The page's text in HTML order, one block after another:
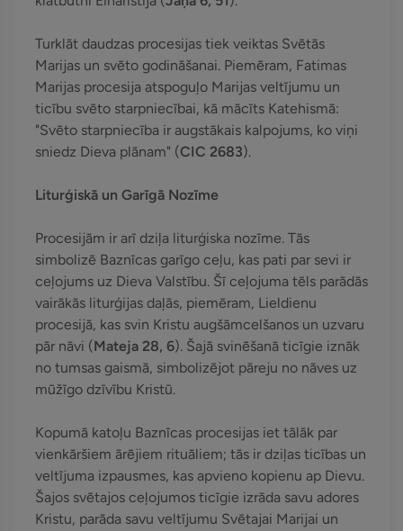
Turklāt daudzas procesijas tiek veiktas Svētās
Marijas un svēto godināšanai. Piemēram, Fatimas
Marijas procesija atspoguļo Marijas veltījumu un
ticību svēto starpniecībai, kā mācīts Katehismā:
"Svēto starpniecība ir augstākais kalpojums, ko viņi
sniedz Dieva plānam" (CIC 2683).
Liturģiskā un Garīgā Nozīme
Procesijām ir arī dziļa liturģiska nozīme. Tās
simbolizē Baznīcas garīgo ceļu, kas pati par sevi ir
ceļojums uz Dieva Valstību. Šī ceļojuma tēls parādās
vairākās liturģijas daļās, piemēram, Lieldienu
procesijā, kas svin Kristu augšāmcelšanos un uzvaru
pār nāvi (Mateja 28, 6). Šajā svinēšanā ticīgie iznāk
no tumsas gaismā, simbolizējot pāreju no nāves uz
mūžīgo dzīvību Kristū.
Kopumā katoļu Baznīcas procesijas iet tālāk par
vienkāršiem ārējiem rituāliem; tās ir dziļas ticības un
veltījuma izpausmes, kas apvieno kopienu ap Dievu.
Šajos svētajos ceļojumos ticīgie izrāda savu adores
Kristu, parāda savu veltījumu Svētajai Marijai un